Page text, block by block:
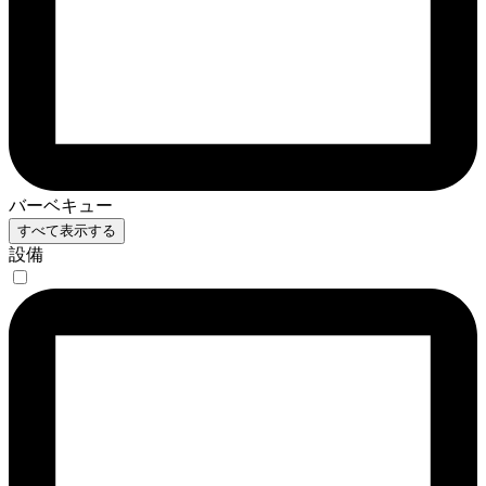
バーベキュー
すべて表示する
設備